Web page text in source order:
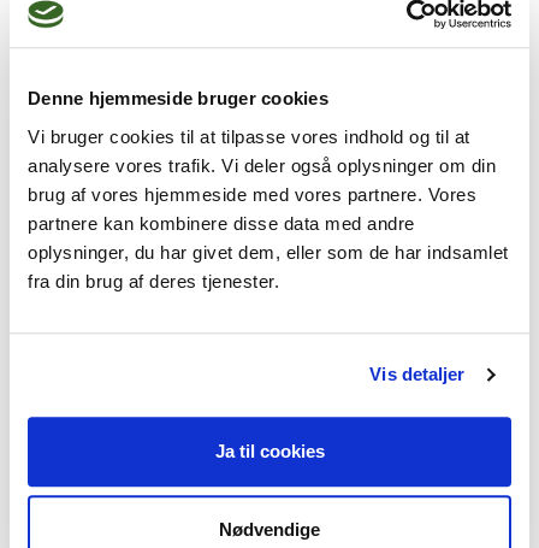
Denne hjemmeside bruger cookies
Vi bruger cookies til at tilpasse vores indhold og til at
analysere vores trafik. Vi deler også oplysninger om din
brug af vores hjemmeside med vores partnere. Vores
partnere kan kombinere disse data med andre
oplysninger, du har givet dem, eller som de har indsamlet
fra din brug af deres tjenester.
Vis detaljer
Ja til cookies
Nødvendige
Stress, Misbrug,
Lavt selvværd, Angst,
Depression
Jeg praktiserer følgende
Gestaltterapi, Kropsterapi